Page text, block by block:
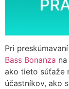
Pri
Bass Bonanza
ako tieto súťaže
účastníkov, ako